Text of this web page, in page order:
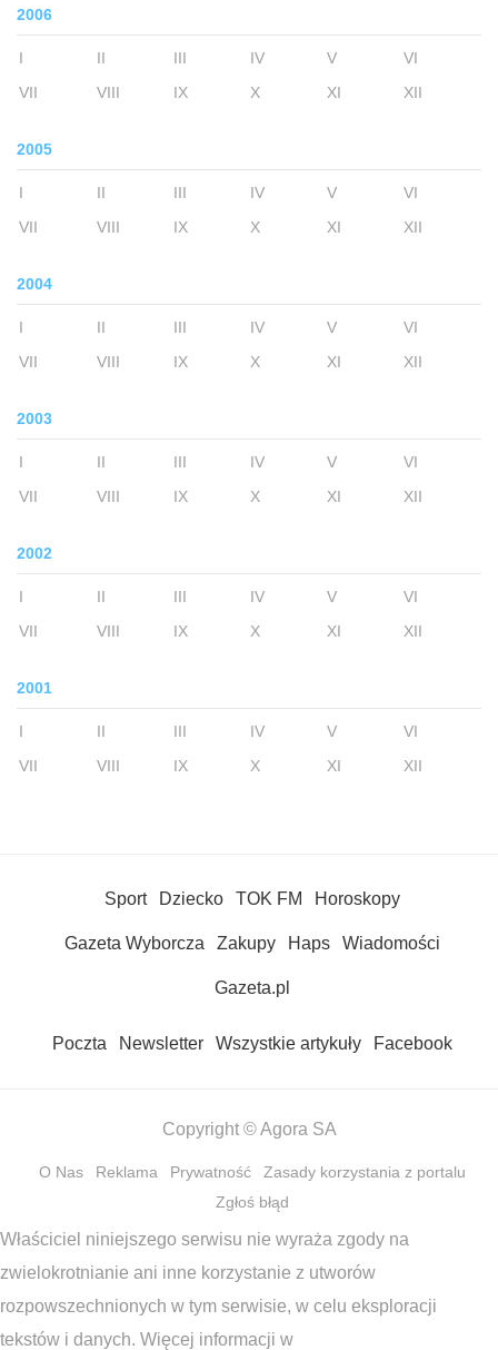
2006
I II III IV V
VI
VII
VIII IX X XI XII
2005
I II III IV V
VI
VII
VIII IX X XI XII
2004
I II III IV V
VI
VII
VIII IX X XI XII
2003
I II III IV V
VI
VII
VIII IX X XI XII
2002
I II III IV V
VI
VII
VIII IX X XI XII
2001
I II III IV V
VI
VII
VIII IX X XI XII
Sport Dziecko TOK FM Horoskopy
Gazeta Wyborcza Zakupy Haps Wiadomości
Gazeta.pl
Poczta Newsletter Wszystkie artykuły Facebook
Copyright © Agora SA
O Nas Reklama Prywatność
Zasady korzystania z portalu
Zgłoś błąd
Właściciel niniejszego serwisu nie wyraża zgody na
zwielokrotnianie ani inne korzystanie z utworów
rozpowszechnionych w tym serwisie, w celu eksploracji
tekstów i danych. Więcej informacji w